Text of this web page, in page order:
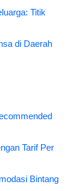
Titik
di Daerah
Tarif Per
Bintang